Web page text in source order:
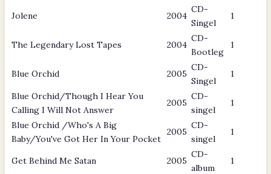
Jolene 2004
CD-
Singel
1
The Legendary Lost Tapes 2004
CD-
Bootleg
1
Blue Orchid 2005
CD-
Singel
1
Blue Orchid/Though I Hear You
Calling I Will Not Answer
2005
CD-
singel
1
Blue Orchid /Who's A Big
Baby/You've Got Her In Your Pocket
2005
CD-
singel
1
Get Behind Me Satan 2005
CD-
album
1